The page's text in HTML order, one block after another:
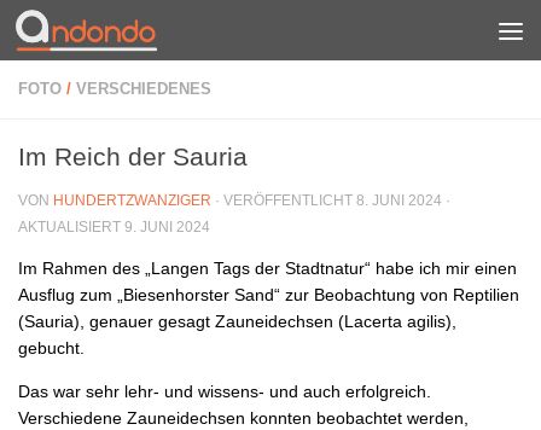
Zum Inhalt springen
FOTO / VERSCHIEDENES
Im Reich der Sauria
VON HUNDERTZWANZIGER · VERÖFFENTLICHT 8. JUNI 2024 ·
AKTUALISIERT 9. JUNI 2024
Im Rahmen des „Langen Tags der Stadtnatur“ habe ich mir einen
Ausflug zum „Biesenhorster Sand“ zur Beobachtung von Reptilien
(Sauria), genauer gesagt Zauneidechsen (Lacerta agilis),
gebucht.
Das war sehr lehr- und wissens- und auch erfolgreich.
Verschiedene Zauneidechsen konnten beobachtet werden,